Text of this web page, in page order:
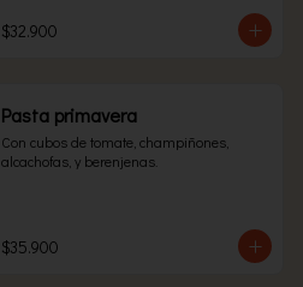
$32.900
Pasta primavera
Con cubos de tomate, champiñones,
alcachofas, y berenjenas.
$35.900